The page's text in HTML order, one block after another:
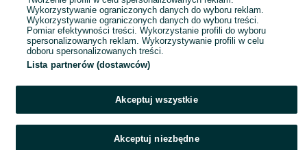
1 2 3 ... 21
Wykorzystywanie ograniczonych danych do wyboru reklam.
Wykorzystywanie ograniczonych danych do wyboru treści.
Pomiar efektywności treści. Wykorzystanie profili do wyboru
spersonalizowanych reklam. Wykorzystywanie profili w celu
doboru spersonalizowanych treści.
Lista partnerów (dostawców)
Akceptuj wszystkie
Akceptuj niezbędne